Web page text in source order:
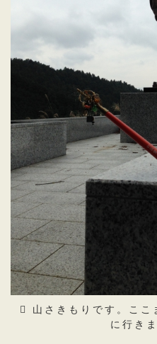
山さきもりです。ここ
に行き